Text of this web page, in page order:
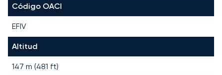
Código OACI
EFIV
Altitud
147 m (481 ft)